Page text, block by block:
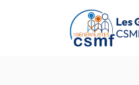
Passer au contenu principal
Les